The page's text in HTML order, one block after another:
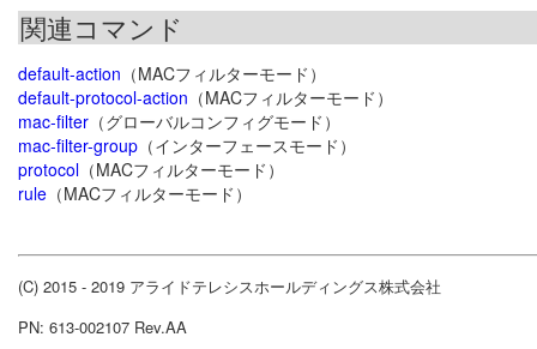
関連コマンド
default-action （MACフィルターモード）
default-protocol-action （MACフィルターモード）
mac-filter （グローバルコンフィグモード）
mac-filter-group （インターフェースモード）
protocol （MACフィルターモード）
rule （MACフィルターモード）
(C) 2015 - 2019 アライドテレシスホールディングス株式会社
PN: 613-002107 Rev.AA